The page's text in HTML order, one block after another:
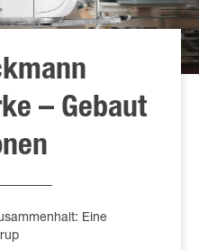
– Gebaut
Eine